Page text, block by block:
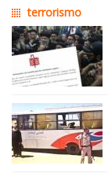
terrorismo